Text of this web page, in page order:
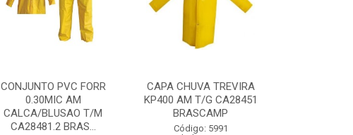
CONJUNTO PVC FORR
0.30MIC AM
CALCA/BLUSAO T/M
CA28481.2 BRAS...
CAPA CHUVA TREVIRA
KP400 AM T/G CA28451
BRASCAMP
Código: 5991